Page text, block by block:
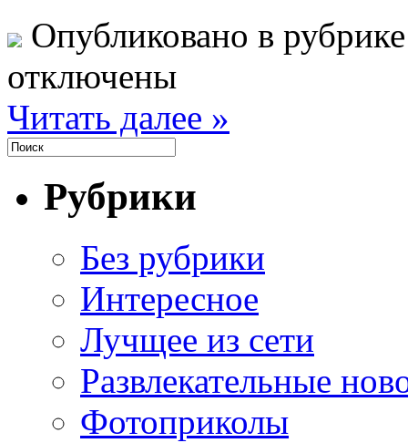
Опубликовано в
отключены
Читать далее »
Рубрики
Без рубрики
Интересное
Лучщее из сети
Развлекательные
Фотоприколы